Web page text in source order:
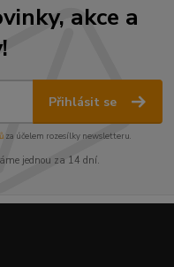
akce a
Přihlásit se
za účelem rozesílky newsletteru.
jednou za 14 dní.